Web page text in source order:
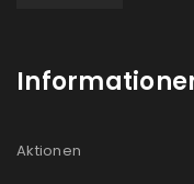
E-Mail-Adresse*
Aktionen